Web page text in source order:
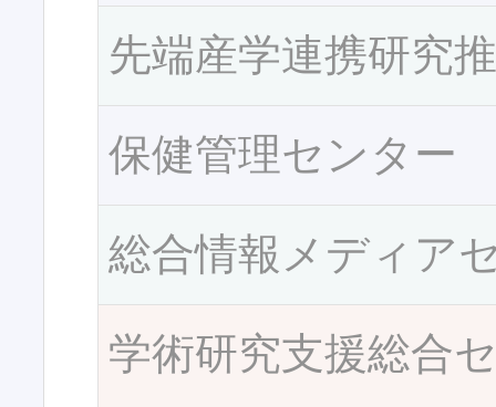
先端産学連携研究
保健管理センター
総合情報メディア
学術研究支援総合